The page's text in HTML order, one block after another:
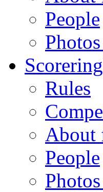
People
Rules
About
People